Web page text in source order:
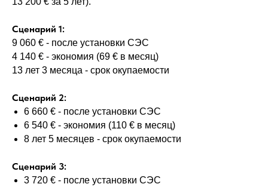
Сценарий 1:
9 060 € - после установки СЭС
4 140 € - экономия (69 € в месяц)
13 лет 3 месяца - срок окупаемости
Сценарий 2:
6 660 € - после установки СЭС
6 540 € - экономия (110 € в месяц)
8 лет 5 месяцев - срок окупаемости
Сценарий 3:
3 720 € - после установки СЭС